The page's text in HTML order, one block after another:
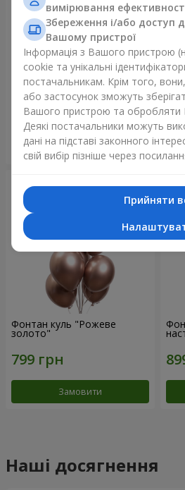
11 жовтих смайликів і
червоних сердець
Замовити
Фонтан куль "Рожеве
золото"
Замовити
Наші досягнення
вимірювання
Збереження і/або доступ
Вашому пристрої
Інформація з Вашого пристрою
cookie та унікальні
постачальникам. Крім того,
або застосунок зможуть
Вашого пристрою та обробляти
Деякі постачальники можуть
дані на підставі законного
свій вибір пізніше через
Прийняти